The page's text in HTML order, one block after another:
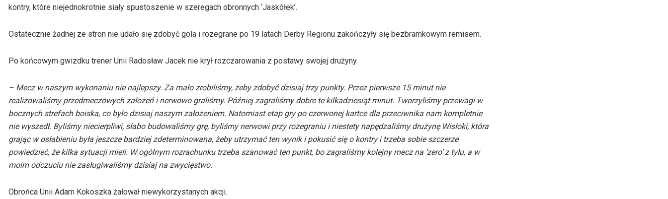
kontry, które niejednokrotnie siały spustoszenie w szeregach obronnych ‘Jaskółek’.
Ostatecznie żadnej ze stron nie udało się zdobyć gola i rozegrane po 19 latach Derby Regionu zakończyły się bezbramkowym remisem.
Po końcowym gwizdku trener Unii Radosław Jacek nie krył rozczarowania z postawy swojej drużyny.
– Mecz w naszym wykonaniu nie najlepszy. Za mało zrobiliśmy, żeby zdobyć dzisiaj trzy punkty. Przez pierwsze 15 minut nie
realizowaliśmy przedmeczowych założeń i nerwowo graliśmy. Później zagraliśmy dobre te kilkadziesiąt minut. Tworzyliśmy przewagi w
bocznych strefach boiska, co było dzisiaj naszym założeniem. Natomiast etap gry po czerwonej kartce dla przeciwnika nam kompletnie
nie wyszedł. Byliśmy niecierpliwi, słabo budowaliśmy grę, byliśmy nerwowi przy rozegraniu i niestety napędzaliśmy drużynę Wisłoki, która
grając w osłabieniu była jeszcze bardziej zdeterminowana, żeby utrzymać ten wynik i pokusić się o kontry i trzeba sobie szczerze
powiedzieć, że kilka sytuacji mieli. W ogólnym rozrachunku trzeba szanować ten punkt, bo zagraliśmy kolejny mecz na ‘zero’ z tyłu, a w
moim odczuciu nie zasługiwaliśmy dzisiaj na zwycięstwo.
Obrońca Unii Adam Kokoszka żałował niewykorzystanych akcji.